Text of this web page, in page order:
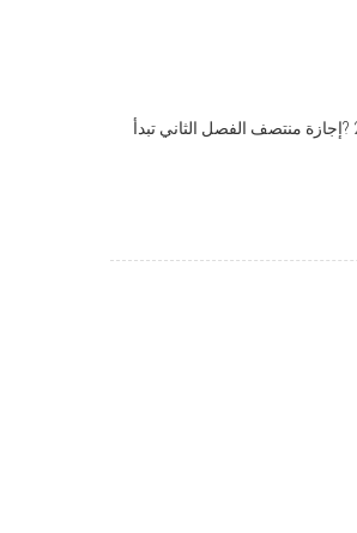
تقويم الترم الثانى للأكاديمية بالرياض ? ?ان شاء الله بداية الدراسة يوم الأحد 1438/5/15 2017/2/2 ?إجازة منتصف الفصل الثاني تبدأ